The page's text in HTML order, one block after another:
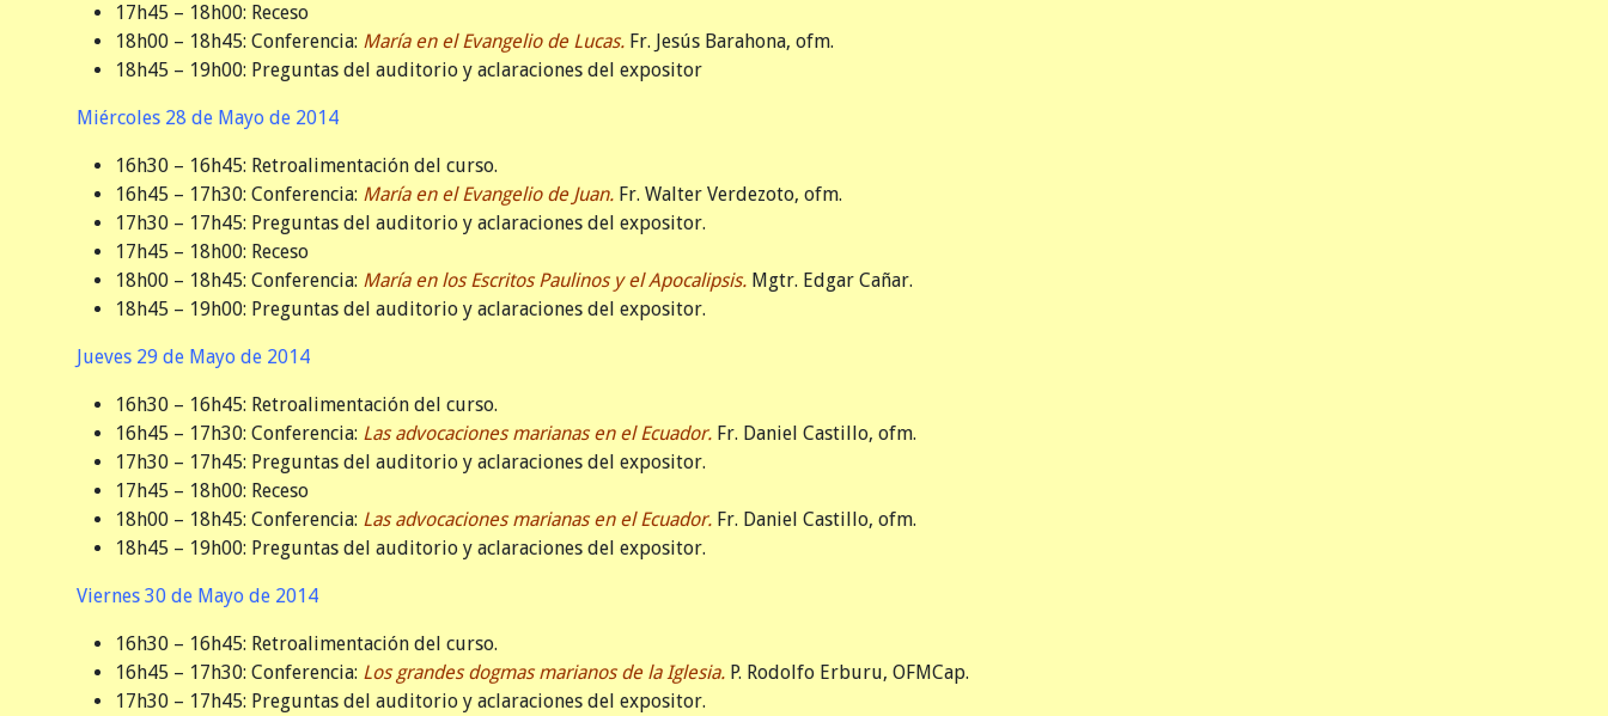
17h45 – 18h00: Receso
18h00 – 18h45: Conferencia: María en el Evangelio de Lucas. Fr. Jesús Barahona, ofm.
18h45 – 19h00: Preguntas del auditorio y aclaraciones del expositor
Miércoles 28 de Mayo de 2014
16h30 – 16h45: Retroalimentación del curso.
16h45 – 17h30: Conferencia: María en el Evangelio de Juan. Fr. Walter Verdezoto, ofm.
17h30 – 17h45: Preguntas del auditorio y aclaraciones del expositor.
17h45 – 18h00: Receso
18h00 – 18h45: Conferencia: María en los Escritos Paulinos y el Apocalipsis. Mgtr. Edgar Cañar.
18h45 – 19h00: Preguntas del auditorio y aclaraciones del expositor.
Jueves 29 de Mayo de 2014
16h30 – 16h45: Retroalimentación del curso.
16h45 – 17h30: Conferencia: Las advocaciones marianas en el Ecuador. Fr. Daniel Castillo, ofm.
17h30 – 17h45: Preguntas del auditorio y aclaraciones del expositor.
17h45 – 18h00: Receso
18h00 – 18h45: Conferencia: Las advocaciones marianas en el Ecuador. Fr. Daniel Castillo, ofm.
18h45 – 19h00: Preguntas del auditorio y aclaraciones del expositor.
Viernes 30 de Mayo de 2014
16h30 – 16h45: Retroalimentación del curso.
16h45 – 17h30: Conferencia: Los grandes dogmas marianos de la Iglesia. P. Rodolfo Erburu, OFMCap.
17h30 – 17h45: Preguntas del auditorio y aclaraciones del expositor.